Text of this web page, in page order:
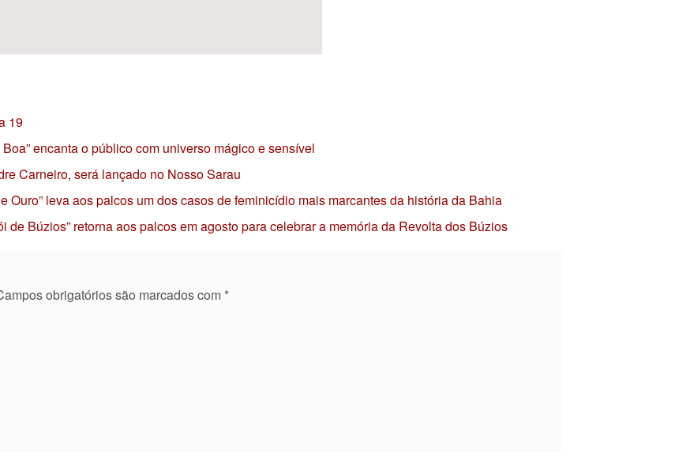
19
encanta o público com universo mágico e sensível
Carneiro, será lançado no Nosso Sarau
Ouro” leva aos palcos um dos casos de feminicídio mais marcantes da história da Bahia
de Búzios” retorna aos palcos em agosto para celebrar a memória da Revolta dos Búzios
obrigatórios são marcados com *